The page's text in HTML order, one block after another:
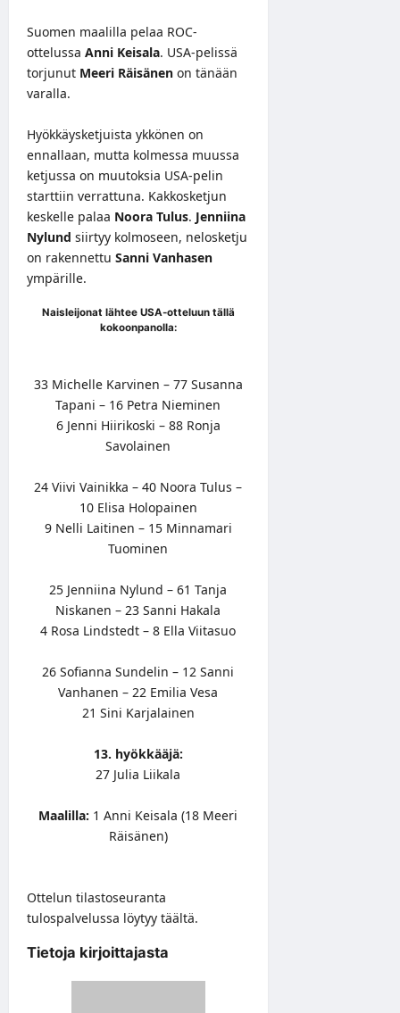
Suomen maalilla pelaa ROC-
ottelussa Anni Keisala. USA-pelissä
torjunut Meeri Räisänen on tänään
varalla.
Hyökkäysketjuista ykkönen on
ennallaan, mutta kolmessa muussa
ketjussa on muutoksia USA-pelin
starttiin verrattuna. Kakkosketjun
keskelle palaa Noora Tulus. Jenniina
Nylund siirtyy kolmoseen, nelosketju
on rakennettu Sanni Vanhasen
ympärille.
Naisleijonat lähtee USA-otteluun tällä
kokoonpanolla:
33 Michelle Karvinen – 77 Susanna
Tapani – 16 Petra Nieminen
6 Jenni Hiirikoski – 88 Ronja
Savolainen
24 Viivi Vainikka – 40 Noora Tulus –
10 Elisa Holopainen
9 Nelli Laitinen – 15 Minnamari
Tuominen
25 Jenniina Nylund – 61 Tanja
Niskanen – 23 Sanni Hakala
4 Rosa Lindstedt – 8 Ella Viitasuo
26 Sofianna Sundelin – 12 Sanni
Vanhanen – 22 Emilia Vesa
21 Sini Karjalainen
13. hyökkääjä:
27 Julia Liikala
Maalilla: 1 Anni Keisala (18 Meeri
Räisänen)
Ottelun tilastoseuranta
tulospalvelussa löytyy täältä.
Tietoja kirjoittajasta